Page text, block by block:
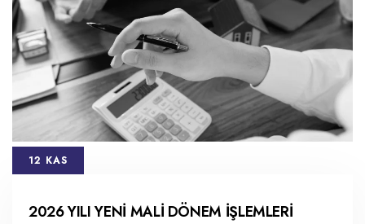
2026 YILI YENİ MALİ DÖNEM İŞLEMLERİ
12 KAS